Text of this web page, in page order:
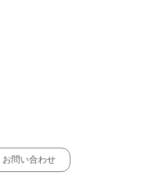
お問い合わせ